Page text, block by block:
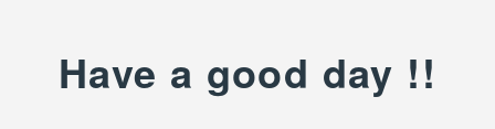
Have a good day !!